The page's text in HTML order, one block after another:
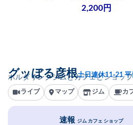
2,200円
ボルダリングジムとカフェとショッ
グッぼる彦根土日連休11-21
ライブ マップ ジム カ
速報 ジム カフェ ショップ